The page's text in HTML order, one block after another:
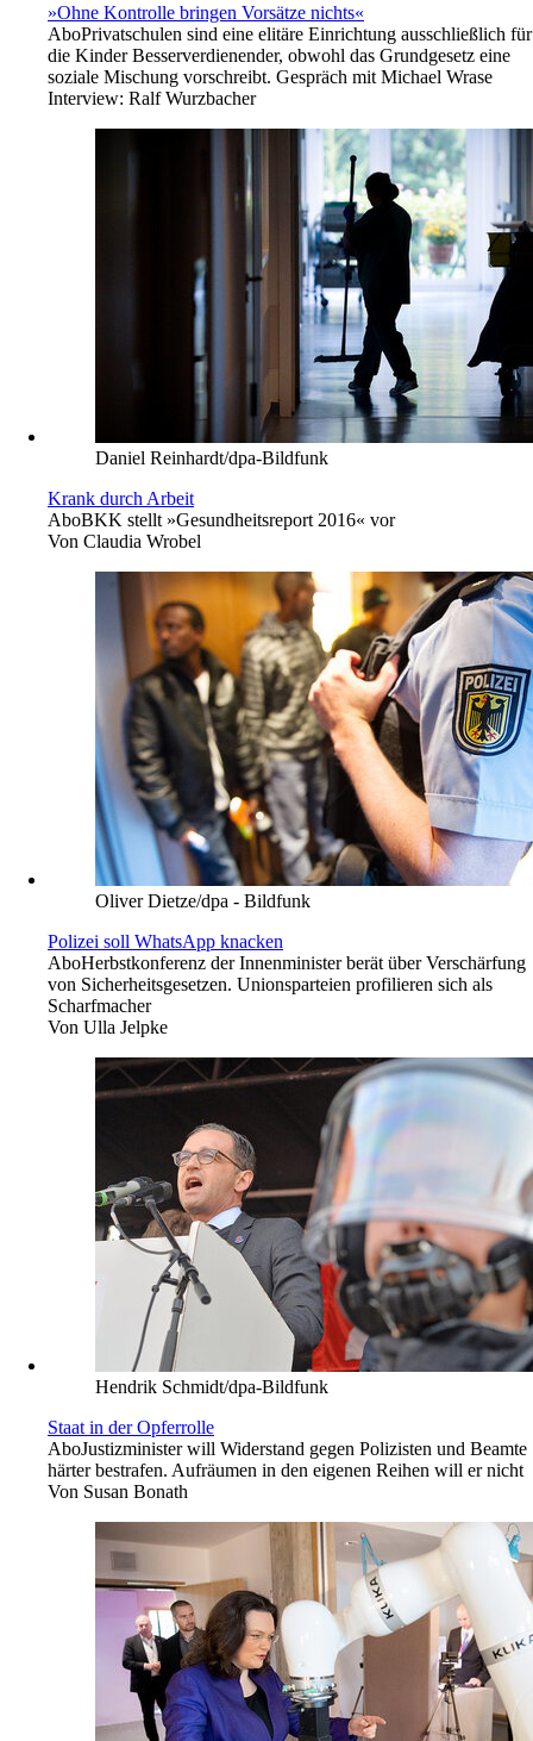
»Ohne Kontrolle bringen Vorsätze nichts«
AboPrivatschulen sind eine elitäre Einrichtung ausschließlich für
die Kinder Besserverdienender, obwohl das Grundgesetz eine
soziale Mischung vorschreibt. Gespräch mit Michael Wrase
Interview: Ralf Wurzbacher
Daniel Reinhardt/dpa-Bildfunk
Krank durch Arbeit
AboBKK stellt »Gesundheitsreport 2016« vor
Von Claudia Wrobel
Oliver Dietze/dpa - Bildfunk
Polizei soll WhatsApp knacken
AboHerbstkonferenz der Innenminister berät über Verschärfung
von Sicherheitsgesetzen. Unionsparteien profilieren sich als
Scharfmacher
Von Ulla Jelpke
Hendrik Schmidt/dpa-Bildfunk
Staat in der Opferrolle
AboJustizminister will Widerstand gegen Polizisten und Beamte
härter bestrafen. Aufräumen in den eigenen Reihen will er nicht
Von Susan Bonath